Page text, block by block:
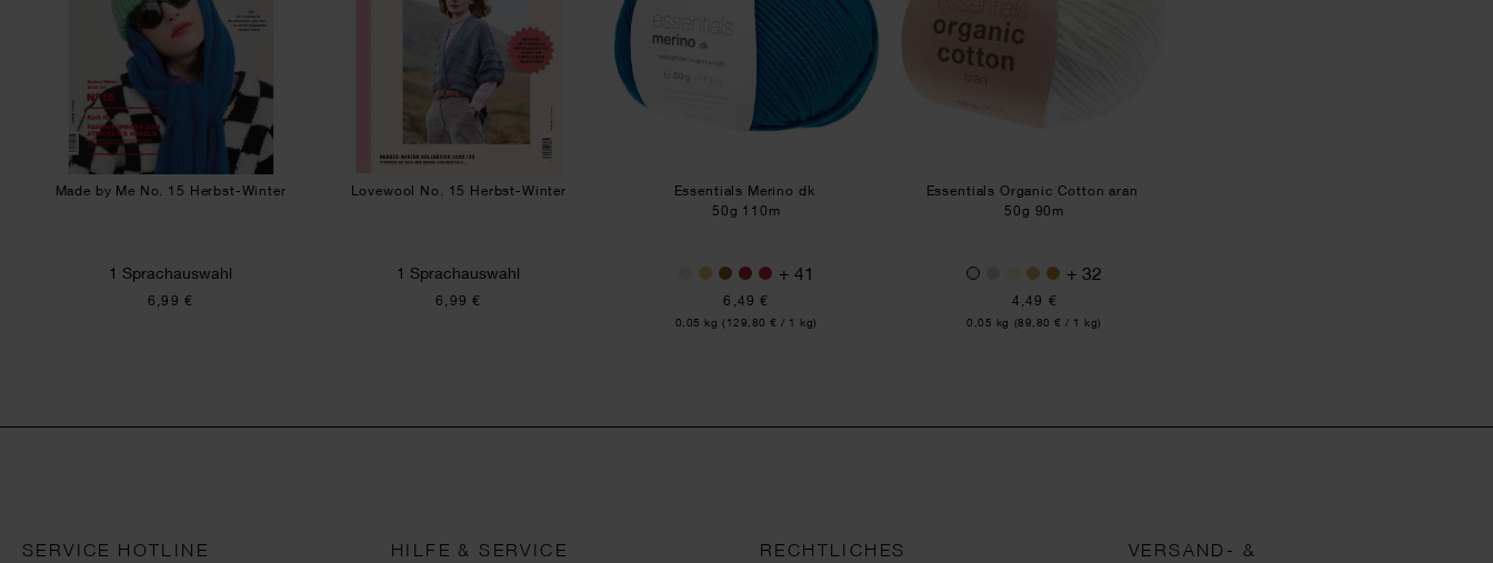
Made by Me No. 15 Herbst-Winter
1 Sprachauswahl
6,99 €
Lovewool No. 15 Herbst-Winter
1 Sprachauswahl
6,99 €
Essentials Merino dk
50g 110m
+ 41
6,49 €
Inhalt:
0,05 kg (129,80 € / 1 kg)
Essentials Organic Cotton aran
50g 90m
+ 32
4,49 €
Inhalt:
0,05 kg (89,80 € / 1 kg)
SERVICE HOTLINE HILFE & SERVICE RECHTLICHES
VERSAND- &